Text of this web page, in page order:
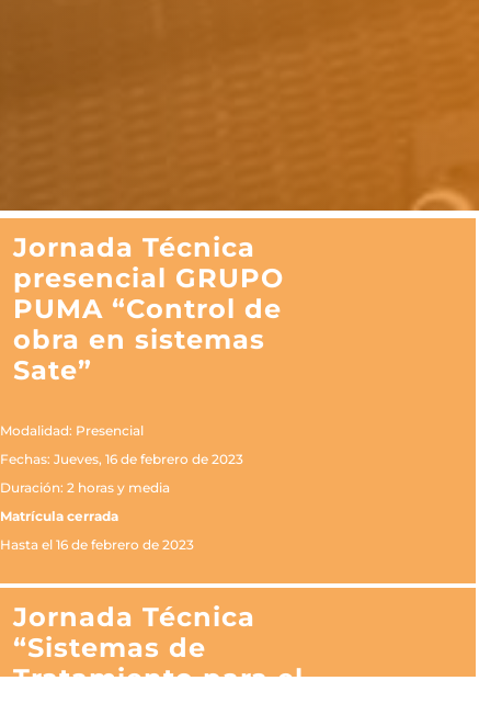
Jornada Técnica
presencial GRUPO
PUMA “Control de
obra en sistemas
Sate”
Modalidad: Presencial
Fechas: Jueves, 16 de febrero de 2023
Duración: 2 horas y media
Matrícula cerrada
Hasta el 16 de febrero de 2023
Jornada Técnica
“Sistemas de
Tratamiento para el